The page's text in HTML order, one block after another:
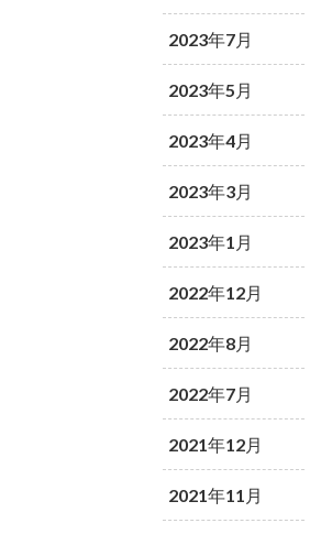
2023年7月
2023年5月
2023年4月
2023年3月
2023年1月
2022年12月
2022年8月
2022年7月
2021年12月
2021年11月